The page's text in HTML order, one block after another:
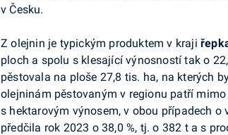
v Česku.
Z olejnin je typickým produktem v kraji
ploch a spolu s klesající výnosností tak o
pěstovala na ploše 27,8 tis. ha, na kterých
olejninám pěstovaným v regionu patří mimo
s hektarovým výnosem, v obou případech o
předčila rok 2023 o 38,0 %, tj. o 382 t a s